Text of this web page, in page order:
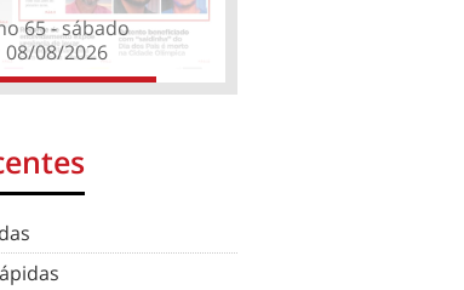
65 - sábado
08/08/2026